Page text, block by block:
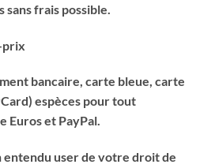
frais possible.
prix
bancaire, carte bleue, carte
espèces pour tout
Euros et PayPal.
entendu user de votre droit de